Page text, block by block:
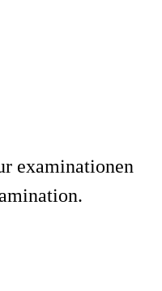
examinationen